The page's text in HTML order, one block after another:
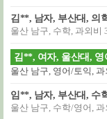
김**, 남자, 부산대, 의
울산 남구, 수학, 과외비
김**, 여자, 울산대, 영
울산 남구, 영어/토익,
임**, 남자, 부산대, 수
울산 남구, 수학/영어,